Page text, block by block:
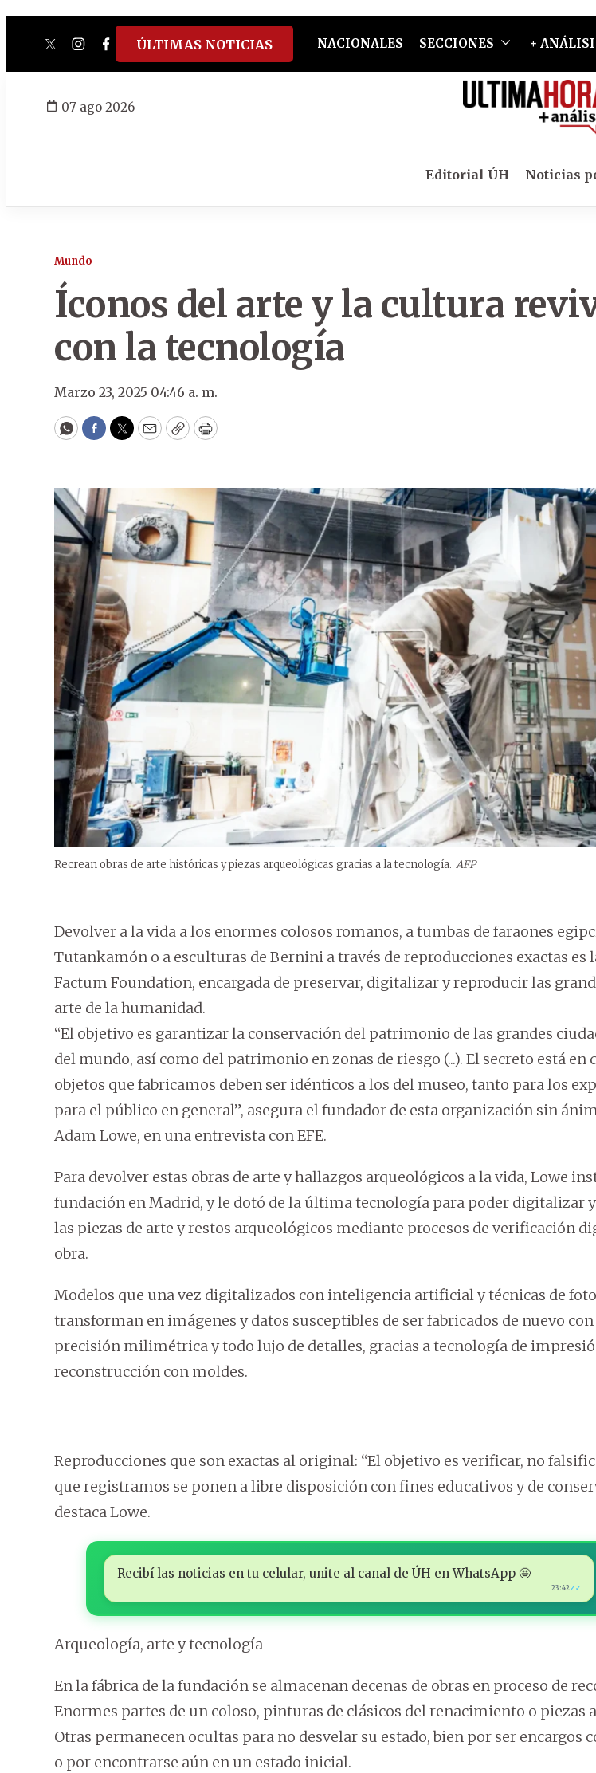
twitterinstagram
facebook
tiktokyoutube
spotify
ÚLTIMAS NOTICIAS NACIONALES SECCIONES +
07 ago 2026
Editorial ÚH Noticias
Mundo
Íconos del arte y la cultura
con la tecnología
Marzo 23, 2025 04:46 a. m.
WhatsApp
Facebook
Twitter
EmailCopyPrint
Recrean obras de arte históricas y piezas arqueológicas gracias a la tecnología. AFP
Devolver a la vida a los enormes colosos romanos, a tumbas de faraones
Tutankamón o a esculturas de Bernini a través de reproducciones exactas es
Factum Foundation, encargada de preservar, digitalizar y reproducir las
arte de la humanidad.
“El objetivo es garantizar la conservación del patrimonio de las grandes
del mundo, así como del patrimonio en zonas de riesgo (...). El secreto está en
objetos que fabricamos deben ser idénticos a los del museo, tanto para los
para el público en general”, asegura el fundador de esta organización sin
Adam Lowe, en una entrevista con EFE.
Para devolver estas obras de arte y hallazgos arqueológicos a la vida, Lowe
fundación en Madrid, y le dotó de la última tecnología para poder digitalizar
las piezas de arte y restos arqueológicos mediante procesos de verificación
obra.
Modelos que una vez digitalizados con inteligencia artificial y técnicas de
transforman en imágenes y datos susceptibles de ser fabricados de nuevo
precisión milimétrica y todo lujo de detalles, gracias a tecnología de
reconstrucción con moldes.
Reproducciones que son exactas al original: “El objetivo es verificar, no
que registramos se ponen a libre disposición con fines educativos y de
destaca Lowe.
Recibí las noticias en tu celular, unite al canal de ÚH en WhatsApp 🤩
23:42✓✓
Arqueología, arte y tecnología
En la fábrica de la fundación se almacenan decenas de obras en proceso de
Enormes partes de un coloso, pinturas de clásicos del renacimiento o piezas
Otras permanecen ocultas para no desvelar su estado, bien por ser encargos
o por encontrarse aún en un estado inicial.